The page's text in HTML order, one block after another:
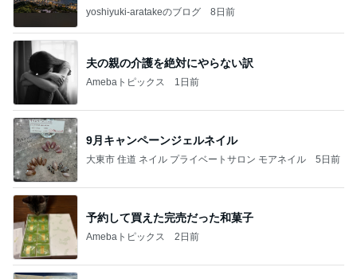
yoshiyuki-aratakeのブログ 8日前
夫の親の介護を絶対にやらない訳
Amebaトピックス 1日前
9月キャンペーンジェルネイル
大東市 住道 ネイル プライベートサロン モアネイル 5日前
予約して買えた完売だった和菓子
Amebaトピックス 2日前